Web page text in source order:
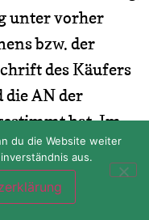
unter vorher
bzw. der
des Käufers
die AN der
hat. Im
an die AN
befugt, den
du die Website weiter
aus.